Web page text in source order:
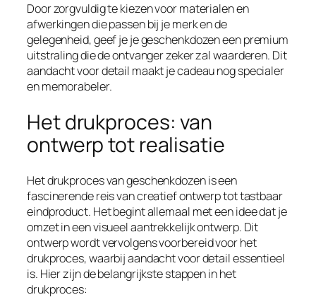
Door zorgvuldig te kiezen voor materialen en
afwerkingen die passen bij je merk en de
gelegenheid, geef je je geschenkdozen een premium
uitstraling die de ontvanger zeker zal waarderen. Dit
aandacht voor detail maakt je cadeau nog specialer
en memorabeler.
Het drukproces: van
ontwerp tot realisatie
Het drukproces van geschenkdozen is een
fascinerende reis van creatief ontwerp tot tastbaar
eindproduct. Het begint allemaal met een idee dat je
omzet in een visueel aantrekkelijk ontwerp. Dit
ontwerp wordt vervolgens voorbereid voor het
drukproces, waarbij aandacht voor detail essentieel
is. Hier zijn de belangrijkste stappen in het
drukproces: